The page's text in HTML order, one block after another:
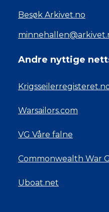
Besøk Arkivet.no
Andre nyttige
Warsailors.com
VG Våre falne
Commonwealth War
Uboat.net